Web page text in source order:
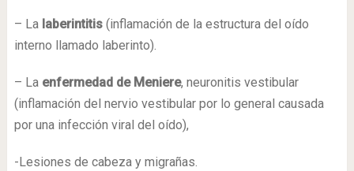
– La laberintitis(inflamación de la estructura del oído
interno llamado laberinto).
– La enfermedad de Meniere, neuronitis vestibular
(inflamación del nervio vestibular por lo general causada
por una infección viral del oído),
-Lesiones de cabeza y migrañas.